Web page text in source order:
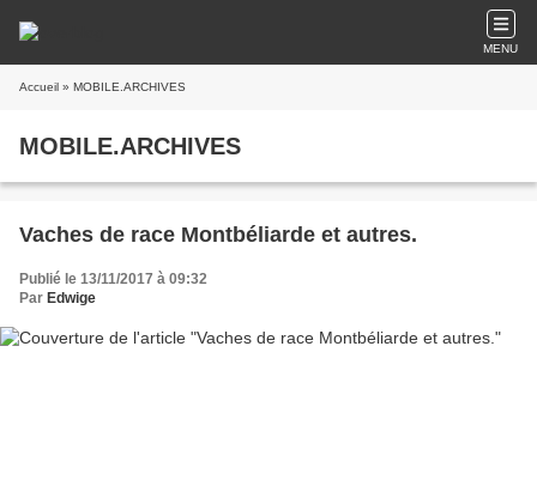
MENU
Accueil » MOBILE.ARCHIVES
MOBILE.ARCHIVES
Vaches de race Montbéliarde et autres.
Publié le 13/11/2017 à 09:32
Par Edwige